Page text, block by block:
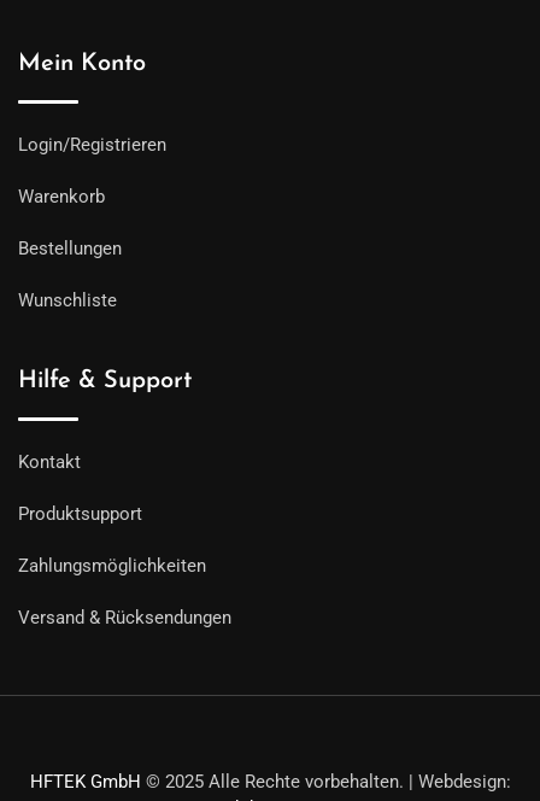
Mein Konto
Login/Registrieren
Warenkorb
Bestellungen
Wunschliste
Hilfe & Support
Kontakt
Produktsupport
Zahlungsmöglichkeiten
Versand & Rücksendungen
HFTEK GmbH © 2025 Alle Rechte vorbehalten. | Webdesign: